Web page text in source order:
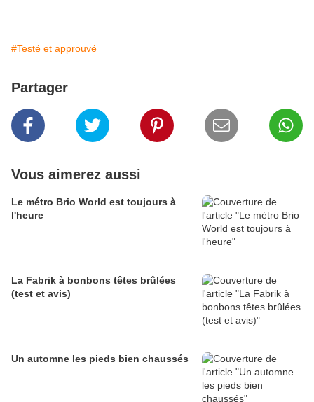
#Testé et approuvé
Partager
Vous aimerez aussi
Le métro Brio World est toujours à
l'heure
La Fabrik à bonbons têtes brûlées
(test et avis)
Un automne les pieds bien chaussés